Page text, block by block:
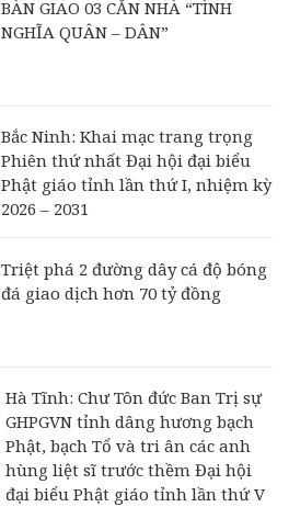
BÀN GIAO 03 CĂN NHÀ “TÌNH
NGHĨA QUÂN – DÂN”
Bắc Ninh: Khai mạc trang trọng
Phiên thứ nhất Đại hội đại biểu
Phật giáo tỉnh lần thứ I, nhiệm kỳ
2026 – 2031
Triệt phá 2 đường dây cá độ bóng
đá giao dịch hơn 70 tỷ đồng
Hà Tĩnh: Chư Tôn đức Ban Trị sự
GHPGVN tỉnh dâng hương bạch
Phật, bạch Tổ và tri ân các anh
hùng liệt sĩ trước thềm Đại hội
đại biểu Phật giáo tỉnh lần thứ V